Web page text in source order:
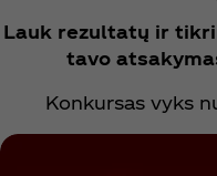
Lauk rezultatų ir
tavo
Konkursas vyks